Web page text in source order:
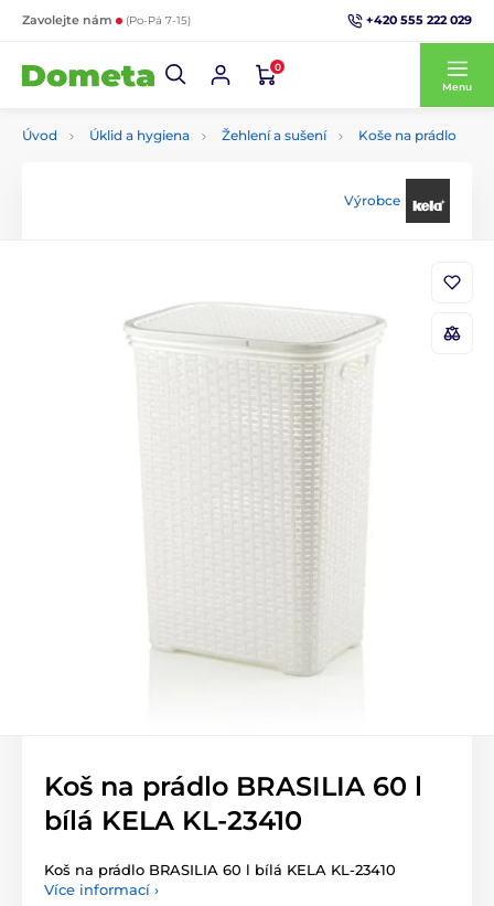
Zavolejte nám (Po-Pá 7-15) +420 555 222 029
0
Menu
Úvod Úklid a hygiena Žehlení a sušení Koše na prádlo
Výrobce
Koš na prádlo BRASILIA 60 l
bílá KELA KL-23410
Koš na prádlo BRASILIA 60 l bílá KELA KL-23410
Více informací ›